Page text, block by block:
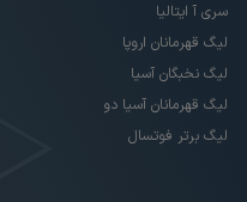
سری آ ایتالیا
لیگ قهرمانان اروپا
لیگ نخبگان آسیا
لیگ قهرمانان آسیا دو
لیگ برتر فوتسال